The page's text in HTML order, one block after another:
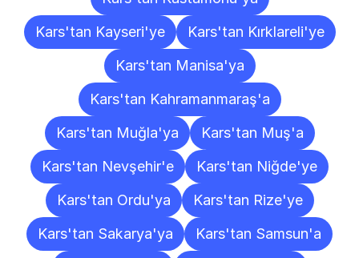
Kars'tan Kayseri'ye
Kars'tan Kırklareli'ye
Kars'tan Manisa'ya
Kars'tan Kahramanmaraş'a
Kars'tan Muğla'ya
Kars'tan Muş'a
Kars'tan Nevşehir'e
Kars'tan Niğde'ye
Kars'tan Ordu'ya
Kars'tan Rize'ye
Kars'tan Sakarya'ya
Kars'tan Samsun'a